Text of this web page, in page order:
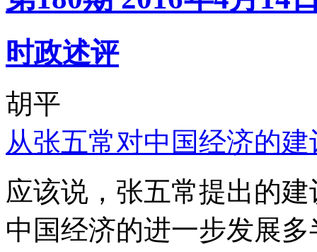
时政述评
胡平
从张五常对中国经济的
应该说，张五常提出的
中国经济的进一步发展